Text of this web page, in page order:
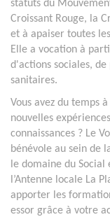
statuts du
Croissant Rouge, la
et à apaiser toutes
Elle a vocation à
d'actions sociales,
sanitaires.
Vous avez du temps
nouvelles
connaissances ? Le
bénévole au sein de
le domaine du
l’Antenne locale La
apporter les
essor grâce à votre